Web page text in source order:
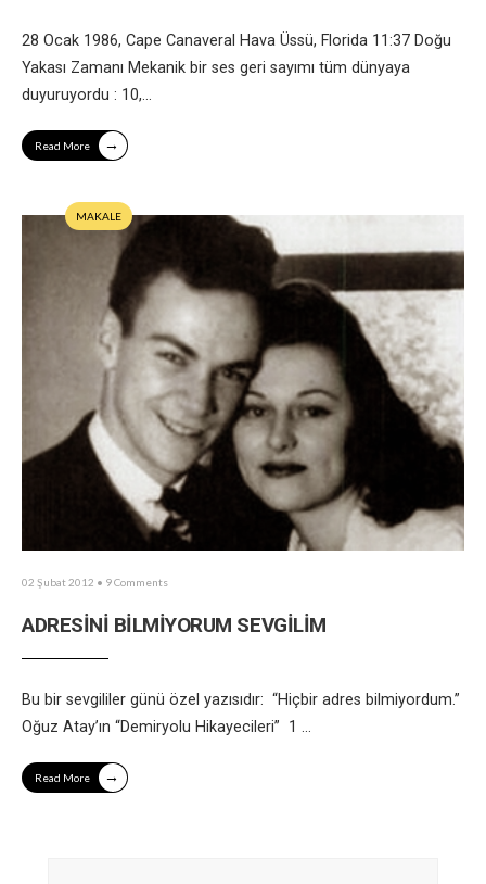
28 Ocak 1986, Cape Canaveral Hava Üssü, Florida 11:37 Doğu
Yakası Zamanı Mekanik bir ses geri sayımı tüm dünyaya
duyuruyordu : 10,...
Read More →
MAKALE
02 Şubat 2012 • 9 Comments
ADRESİNİ BİLMİYORUM SEVGİLİM
Bu bir sevgililer günü özel yazısıdır: “Hiçbir adres bilmiyordum.”
Oğuz Atay’ın “Demiryolu Hikayecileri” 1 ...
Read More →